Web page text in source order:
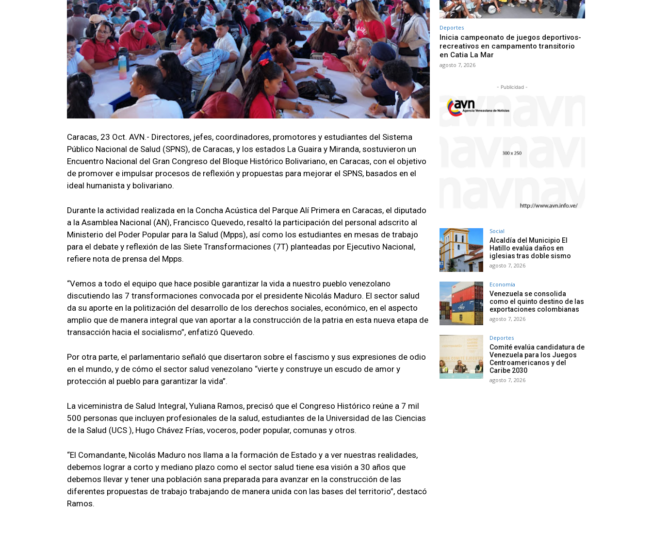
Caracas, 23 Oct. AVN.- Directores, jefes, coordinadores, promotores y estudiantes del Sistema
Público Nacional de Salud (SPNS), de Caracas, y los estados La Guaira y Miranda, sostuvieron un
Encuentro Nacional del Gran Congreso del Bloque Histórico Bolivariano, en Caracas, con el objetivo
de promover e impulsar procesos de reflexión y propuestas para mejorar el SPNS, basados en el
ideal humanista y bolivariano.
Durante la actividad realizada en la Concha Acústica del Parque Alí Primera en Caracas, el diputado
a la Asamblea Nacional (AN), Francisco Quevedo, resaltó la participación del personal adscrito al
Ministerio del Poder Popular para la Salud (Mpps), así como los estudiantes en mesas de trabajo
para el debate y reflexión de las Siete Transformaciones (7T) planteadas por Ejecutivo Nacional,
refiere nota de prensa del Mpps.
“Vemos a todo el equipo que hace posible garantizar la vida a nuestro pueblo venezolano
discutiendo las 7 transformaciones convocada por el presidente Nicolás Maduro. El sector salud
da su aporte en la politización del desarrollo de los derechos sociales, económico, en el aspecto
amplio que de manera integral que van aportar a la construcción de la patria en esta nueva etapa de
transacción hacia el socialismo”, enfatizó Quevedo.
Por otra parte, el parlamentario señaló que disertaron sobre el fascismo y sus expresiones de odio
en el mundo, y de cómo el sector salud venezolano “vierte y construye un escudo de amor y
protección al pueblo para garantizar la vida”.
La viceministra de Salud Integral, Yuliana Ramos, precisó que el Congreso Histórico reúne a 7 mil
500 personas que incluyen profesionales de la salud, estudiantes de la Universidad de las Ciencias
de la Salud (UCS ), Hugo Chávez Frías, voceros, poder popular, comunas y otros.
“El Comandante, Nicolás Maduro nos llama a la formación de Estado y a ver nuestras realidades,
debemos lograr a corto y mediano plazo como el sector salud tiene esa visión a 30 años que
debemos llevar y tener una población sana preparada para avanzar en la construcción de las
diferentes propuestas de trabajo trabajando de manera unida con las bases del territorio”, destacó
Ramos.
Deportes
Inicia campeonato de juegos deportivos-
recreativos en campamento transitorio
en Catia La Mar
agosto 7, 2026
- Publicidad -
Social
Alcaldía del Municipio El
Hatillo evalúa daños en
iglesias tras doble sismo
agosto 7, 2026
Economía
Venezuela se consolida
como el quinto destino de las
exportaciones colombianas
agosto 7, 2026
Deportes
Comité evalúa candidatura de
Venezuela para los Juegos
Centroamericanos y del
Caribe 2030
agosto 7, 2026